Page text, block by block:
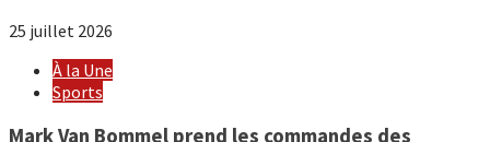
25 juillet 2026
À la Une
Sports
Mark Van Bommel prend les commandes des